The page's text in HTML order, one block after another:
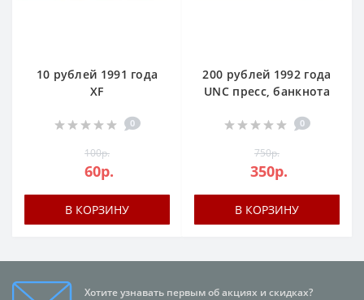
10 рублей 1991 года
XF
0
100р.
60р.
В КОРЗИНУ
200 рублей 1992 года
UNC пресс, банкнота
0
750р.
350р.
В КОРЗИНУ
Хотите узнавать первым об акциях и скидках?